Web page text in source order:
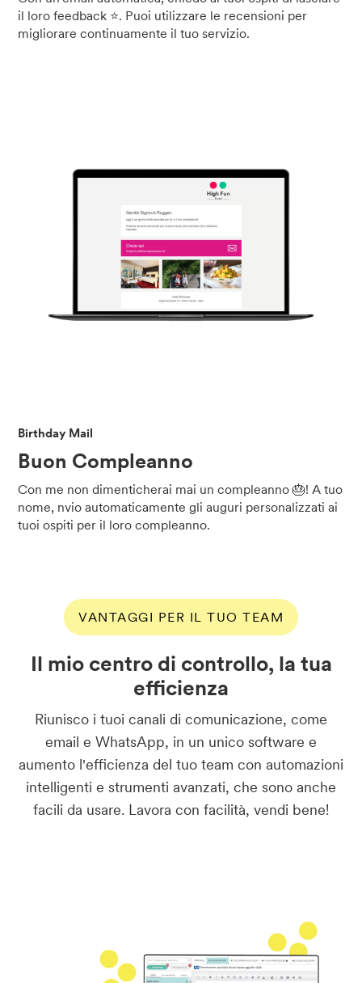
il loro feedback ⭐. Puoi utilizzare le recensioni per
migliorare continuamente il tuo servizio.
Birthday Mail
Buon Compleanno
Con me non dimenticherai mai un compleanno 🎂! A tuo
nome, nvio automaticamente gli auguri personalizzati ai
tuoi ospiti per il loro compleanno.
VANTAGGI PER IL TUO TEAM
Il mio centro di controllo, la tua
efficienza
Riunisco i tuoi canali di comunicazione, come
email e WhatsApp, in un unico software e
aumento l'efficienza del tuo team con automazioni
intelligenti e strumenti avanzati, che sono anche
facili da usare. Lavora con facilità, vendi bene!